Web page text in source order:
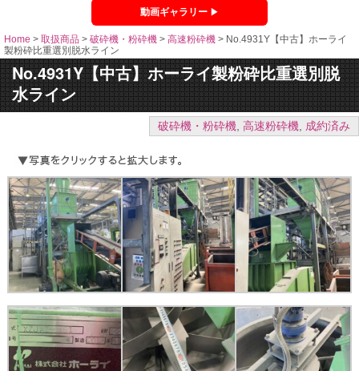
動画ギャラリー
Home > 取扱商品 > 破砕機・粉砕機 > 高速粉砕機 > No.4931Y【中古】ホーライ
製粉砕比重選別脱水ライン
No.4931Y【中古】ホーライ製粉砕比重選別脱
水ライン
破砕機・粉砕機, 高速粉砕機, 成約済み